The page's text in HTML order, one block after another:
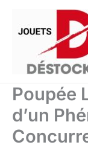
contenu
Poupée
d’un